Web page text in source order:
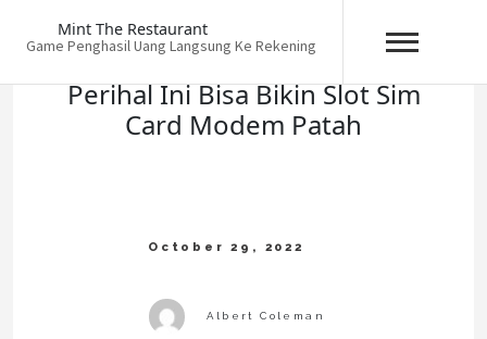
Mint The Restaurant
Game Penghasil Uang Langsung Ke Rekening
Perihal Ini Bisa Bikin Slot Sim
Card Modem Patah